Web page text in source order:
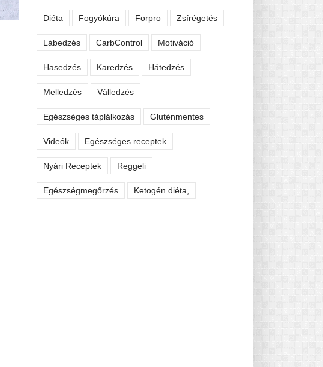
Diéta Fogyókúra Forpro Zsírégetés
Lábedzés CarbControl Motiváció
Hasedzés Karedzés Hátedzés
Melledzés Válledzés
Egészséges táplálkozás Gluténmentes
Videók Egészséges receptek
Nyári Receptek Reggeli
Egészségmegőrzés Ketogén diéta,